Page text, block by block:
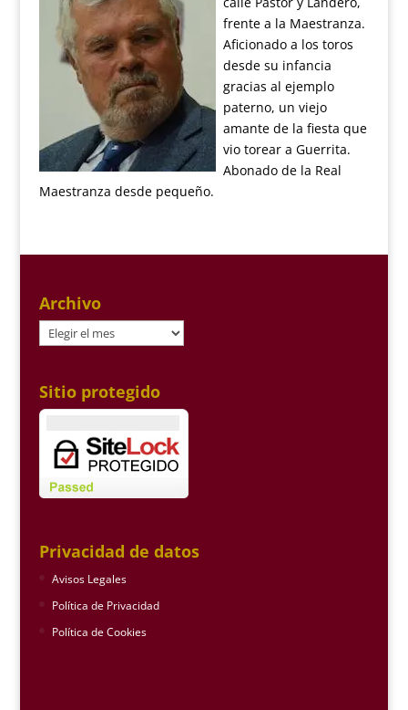
frente a la Maestranza.
Aficionado a los toros
desde su infancia
gracias al ejemplo
paterno, un viejo
amante de la fiesta que
vio torear a Guerrita.
Abonado de la Real
Maestranza desde pequeño.
Archivo
Archivo
Sitio protegido
Privacidad de datos
Avisos Legales
Política de Privacidad
Política de Cookies